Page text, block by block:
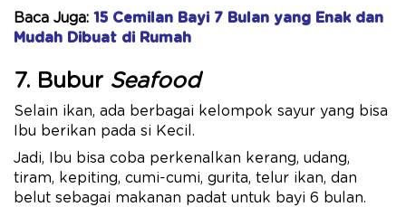
Baca Juga: 15 Cemilan Bayi 7 Bulan yang Enak dan
Mudah Dibuat di Rumah
7. Bubur Seafood
Selain ikan, ada berbagai kelompok sayur yang bisa
Ibu berikan pada si Kecil.
Jadi, Ibu bisa coba perkenalkan kerang, udang,
tiram, kepiting, cumi-cumi, gurita, telur ikan, dan
belut sebagai makanan padat untuk bayi 6 bulan.